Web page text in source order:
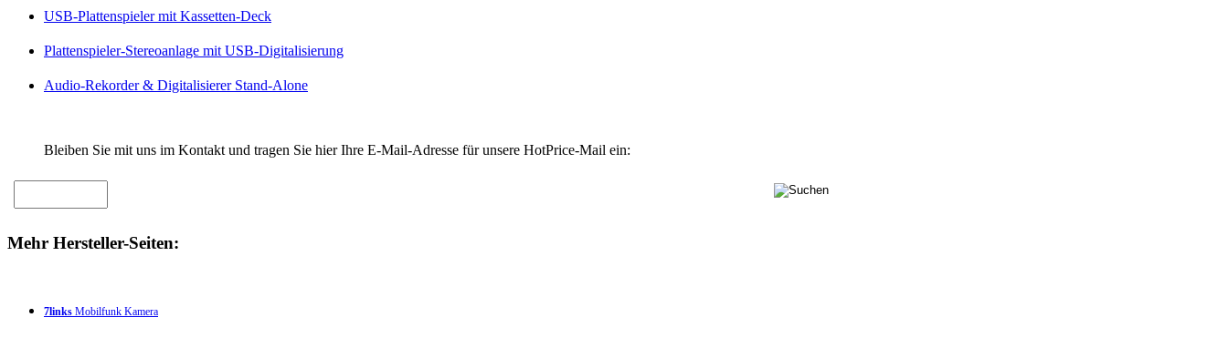
USB-Plattenspieler mit Kassetten-Deck
Plattenspieler-Stereoanlage mit USB-Digitalisierung
Audio-Rekorder & Digitalisierer Stand-Alone
Bleiben Sie mit uns im Kontakt und tragen Sie hier Ihre E-Mail-Adresse für unsere HotPrice-Mail ein:
Mehr Hersteller-Seiten:
7links Mobilfunk Kamera